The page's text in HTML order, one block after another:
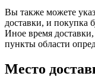
Вы также можете
доставки, и покупка
Иное время
пункты области
Место